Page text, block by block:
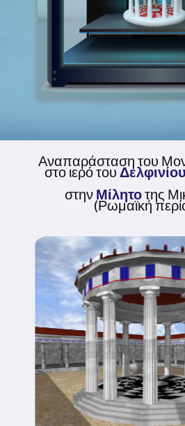
Αναπαράσταση του
στο ιερό του
στην Μίλητοτης
(Ρωμαϊκή